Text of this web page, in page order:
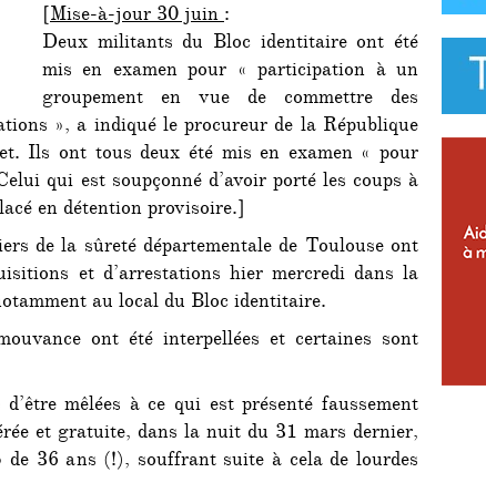
[Mise-à-jour 30 juin:
Deux militants du Bloc identitaire ont été
mis en examen pour « participation à un
groupement en vue de commettre des
», a indiqué le procureur de la République
Ils ont tous deux été mis en examen « pour
qui est soupçonné d’avoir porté les coups à
en détention provisoire.]
de la sûreté départementale de Toulouse ont
et d’arrestations hier mercredi dans la
au local du Bloc identitaire.
ont été interpellées et certaines sont
mêlées à ce qui est présenté faussement
et gratuite, dans la nuit du 31 mars dernier,
de 36 ans (!), souffrant suite à cela de lourdes